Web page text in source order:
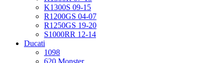
K1300S 09-15
R1200GS 04-07
R1250GS 19-20
S1000RR 12-14
Ducati
1098
620 Monster